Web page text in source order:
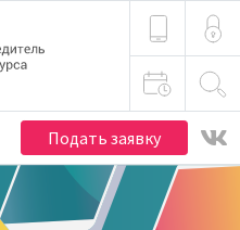
Подать заявку